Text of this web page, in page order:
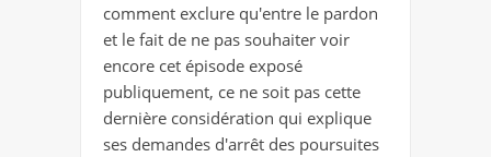
comment exclure qu'entre le pardon
et le fait de ne pas souhaiter voir
encore cet épisode exposé
publiquement, ce ne soit pas cette
dernière considération qui explique
ses demandes d'arrêt des poursuites